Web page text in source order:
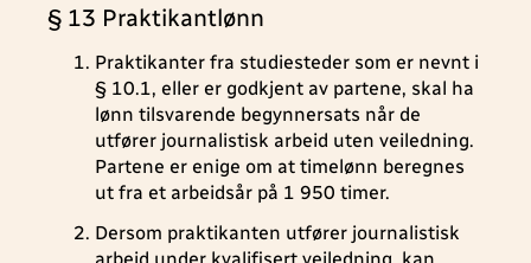
§ 13 Praktikantlønn
Praktikanter fra studiesteder som er nevnt i
§ 10.1, eller er godkjent av partene, skal ha
lønn tilsvarende begynnersats når de
utfører journalistisk arbeid uten veiledning.
Partene er enige om at timelønn beregnes
ut fra et arbeidsår på 1 950 timer.
Dersom praktikanten utfører journalistisk